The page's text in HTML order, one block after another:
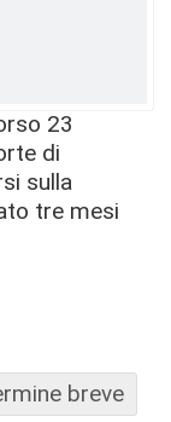
23
di
sulla
tre mesi
breve